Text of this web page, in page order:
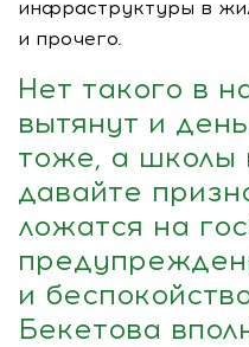
инфраструктуры в
и прочего.
Нет такого в
вытянут и
тоже, а школы
давайте
ложатся на
и
Бекетова